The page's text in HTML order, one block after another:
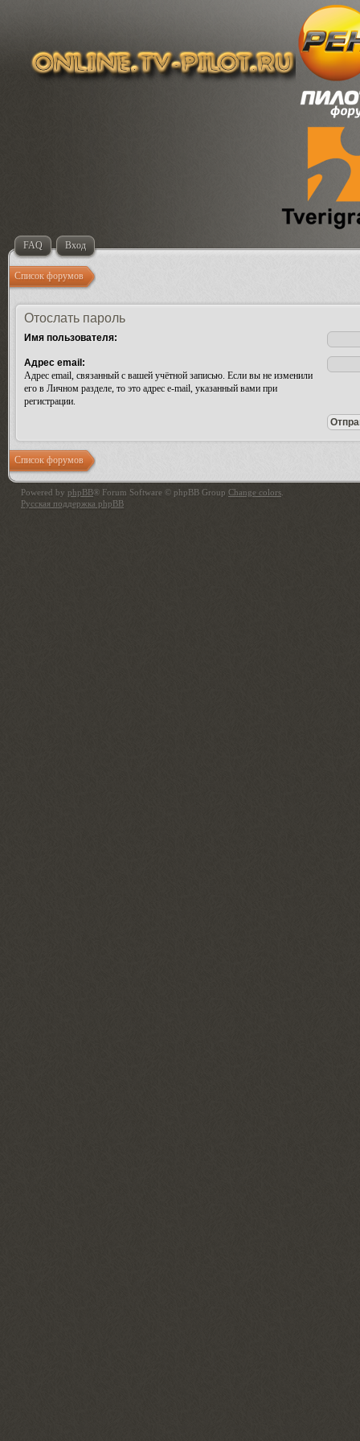
FAQ Вход
Список форумов
Отослать пароль
Имя пользователя:
Адрес email:
Адрес email, связанный с вашей учётной записью. Если вы не изменили
его в Личном разделе, то это адрес e-mail, указанный вами при
регистрации.
Список форумов
Powered by phpBB® Forum Software © phpBB Group Change colors
Русская поддержка phpBB